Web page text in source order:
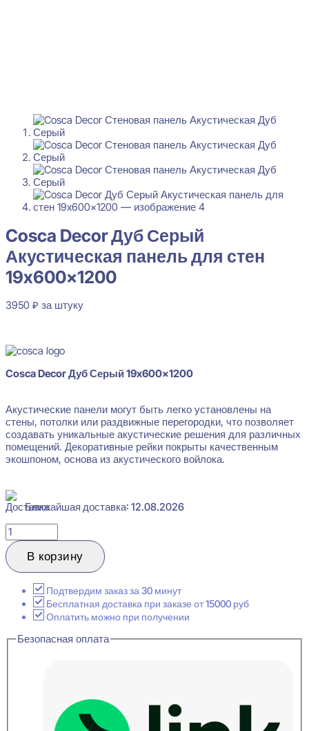
Cosca Decor Дуб Серый
Акустическая панель для стен
19x600x1200
3950 ₽ за штуку
Cosca Decor Дуб Серый 19x600x1200
Акустические панели могут быть легко установлены на
стены, потолки или раздвижные перегородки, что позволяет
создавать уникальные акустические решения для различных
помещений. Декоративные рейки покрыты качественным
экошпоном, основа из акустического войлока.
Ближайшая доставка: 12.08.2026
Количество
товара
Cosca
Decor
Серый
Акустическая
панель
стен
В корзину
Подтвердим заказ за 30 минут
Бесплатная доставка при заказе от 15000 руб
Оплатить можно при получении
Безопасная оплата